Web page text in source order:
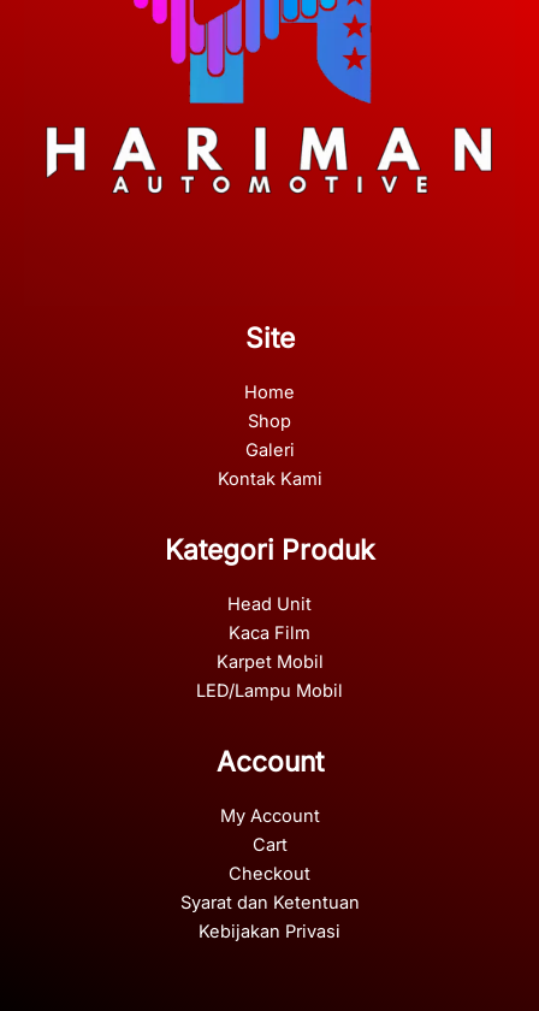
Site
Home
Shop
Galeri
Kontak Kami
Kategori Produk
Head Unit
Kaca Film
Karpet Mobil
LED/Lampu Mobil
Account
My Account
Cart
Checkout
Syarat dan Ketentuan
Kebijakan Privasi